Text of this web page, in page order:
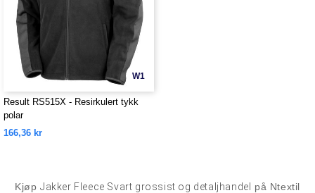
W1
Result RS515X - Resirkulert tykk
polar
166,36 kr
Kjøp Jakker Fleece Svart grossist og detaljhandel
på Ntextil